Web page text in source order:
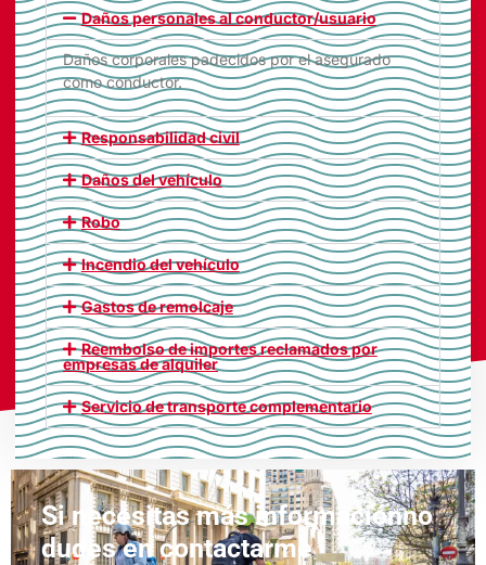
Daños personales al conductor/usuario
Daños corporales padecidos por el asegurado
como conductor.
Responsabilidad civil
Daños del vehículo
Robo
Incendio del vehículo
Gastos de remolcaje
Reembolso de importes reclamados por
empresas de alquiler
Servicio de transporte complementario
Si necesitas más informaciónno
dudes en contactarme